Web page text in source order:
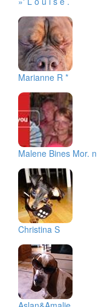
Marianne R *
Malene Bines Mor. n
Christina S